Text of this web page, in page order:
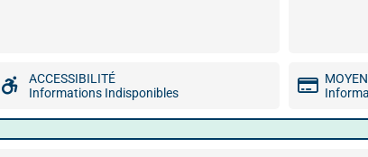
ACCESSIBILITÉ
Informations Indisponibles